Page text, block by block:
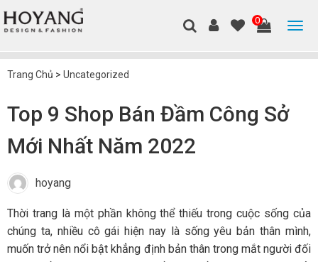
0
Trang Chủ > Uncategorized
Top 9 Shop Bán Đầm Công Sở
Mới Nhất Năm 2022
hoyang
Thời trang là một phần không thể thiếu trong cuộc sống của
chúng ta, nhiều cô gái hiện nay là sống yêu bản thân mình,
muốn trở nên nổi bật khẳng định bản thân trong mắt người đối